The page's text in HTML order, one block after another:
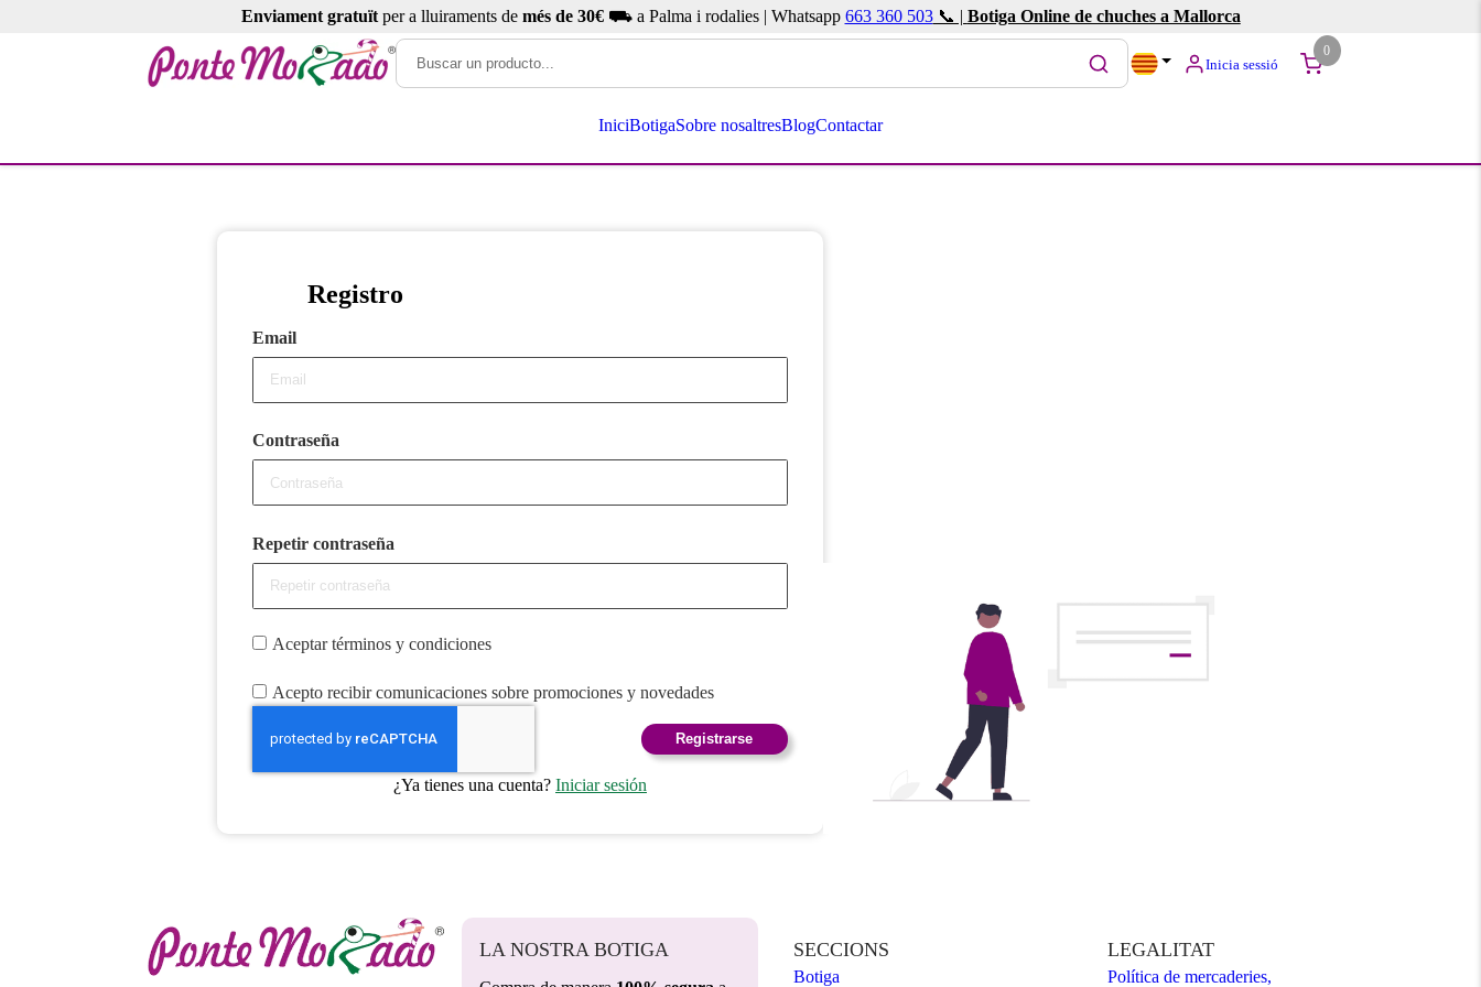
Enviament gratuïtper a lluiraments de més de 30€⛟ a Palma i rodalies | Whatsapp 663 360 503📞 | Botiga Online de chuches a Mallorca
Inicia sessió
0
IniciBotigaSobre nosaltresBlogContactar
Registro
Email
Contraseña
Repetir contraseña
Aceptar términos y condiciones
Acepto recibir comunicaciones sobre promociones y novedades
Registrarse
¿Ya tienes una cuenta? Iniciar sesión
LA NOSTRA BOTIGA SECCIONS
Botiga
LEGALITAT
Política de mercaderies,